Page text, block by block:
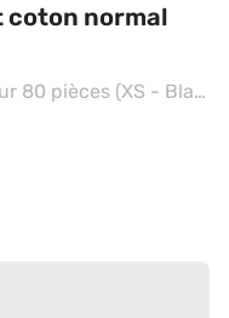
coton normal
Prix à l'unité pour 80 pièces (XS - Black)